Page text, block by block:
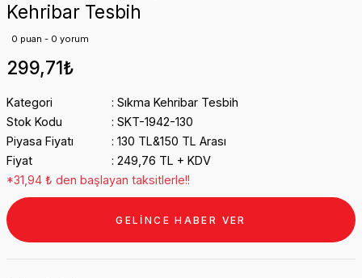
Kehribar Tesbih
0 puan - 0 yorum
299,71₺
Kategori
Sıkma Kehribar Tesbih
Stok Kodu
SKT-1942-130
Piyasa Fiyatı
130 TL&150 TL Arası
Fiyat
249,76 TL + KDV
*31,94 ₺ den başlayan taksitlerle!!
GELİNCE HABER VER